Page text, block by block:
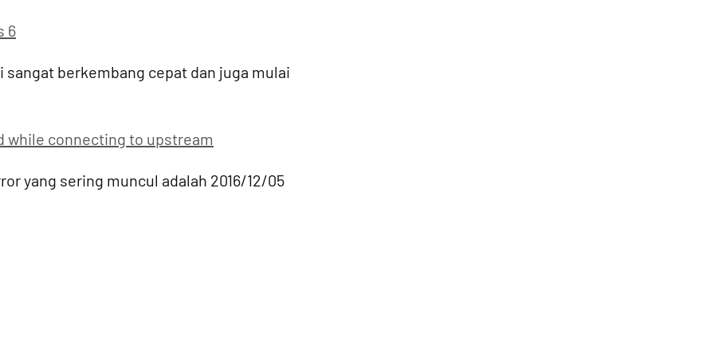
6
berkembang cepat dan juga mulai
while connecting to upstream
yang sering muncul adalah 2016/12/05